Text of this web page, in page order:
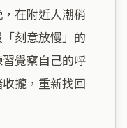
在附近人潮稍
刻意放慢」的
覺察自己的呼
攏，重新找回